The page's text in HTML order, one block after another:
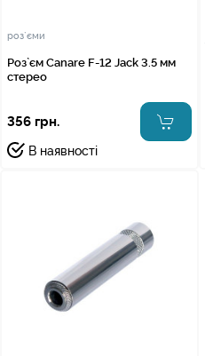
роз`єми
Роз`єм Canare F-12 Jack 3.5 мм
стерео
356 грн.
В наявності